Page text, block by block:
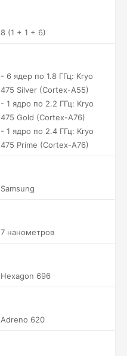
8 (1 + 1 + 6)
- 6 ядер по 1.8 ГГц: Kryo
475 Silver (Cortex-A55)
- 1 ядро по 2.2 ГГц: Kryo
475 Gold (Cortex-A76)
- 1 ядро по 2.4 ГГц: Kryo
475 Prime (Cortex-A76)
Samsung
7 нанометров
Hexagon 696
Adreno 620